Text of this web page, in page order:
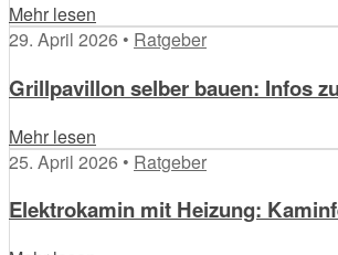
Mehr lesen
29. April 2026 • Ratgeber
Grillpavillon selber bauen: Infos
Mehr lesen
25. April 2026 • Ratgeber
Elektrokamin mit Heizung: